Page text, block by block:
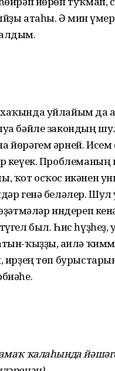
атаһы. Ә мин
уйлайым да
бәйле закондың
йөрәгем әрней. Исем
кеүек.
ҡот осҡос икәнен
генә беләлер. Шул
индереп
был. Һис һүҙһеҙ,
ҡыҙҙы, ғаилә
ирҙең төп
ҡалаһында